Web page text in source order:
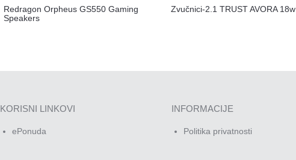
Redragon Orpheus GS550 Gaming
Speakers
Zvučnici-2.1 TRUST AVORA 18w
KORISNI LINKOVI
ePonuda
INFORMACIJE
Politika privatnosti